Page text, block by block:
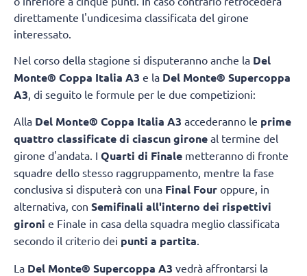
direttamente l'undicesima classificata del girone
interessato.
Nel corso della stagione si disputeranno anche la Del
Monte® Coppa Italia A3 e la Del Monte® Supercoppa
A3 , di seguito le formule per le due competizioni:
Alla Del Monte® Coppa Italia A3 accederanno le prime
quattro classificate di ciascun girone al termine del
girone d'andata. I Quarti di Finale metteranno di fronte
squadre dello stesso raggruppamento, mentre la fase
conclusiva si disputerà con una Final Four oppure, in
alternativa, con Semifinali all'interno dei rispettivi
gironi e Finale in casa della squadra meglio classificata
secondo il criterio dei punti a partita.
La Del Monte® Supercoppa A3 vedrà affrontarsi la